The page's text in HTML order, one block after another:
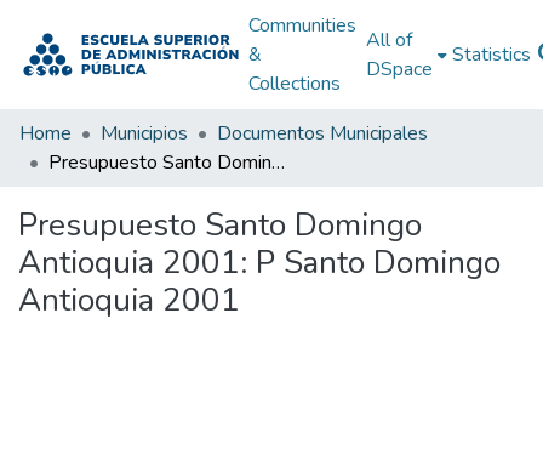
Communities
&
Collections
All of
DSpace
Statistics
Home Municipios
Documentos Municipales
Presupuesto Santo Domingo Antioquia 2001: P Santo Domingo Antioquia 2001
Presupuesto Santo Domingo
Antioquia 2001: P Santo Domingo
Antioquia 2001